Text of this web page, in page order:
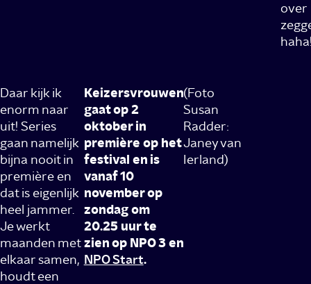
over
haha!
Daar kijk ik
enorm naar
uit! Series
gaan namelijk
bijna nooit in
première en
dat is eigenlijk
heel jammer.
Je werkt
maanden met
elkaar samen,
houdt een
Keizersvrouwen
gaat op 2
oktober in
première op het
festival en is
vanaf 10
november op
zondag om
20.25 uur te
zien op NPO 3 en
NPO Start.
(Foto
Susan
Radder:
Janey van
Ierland)